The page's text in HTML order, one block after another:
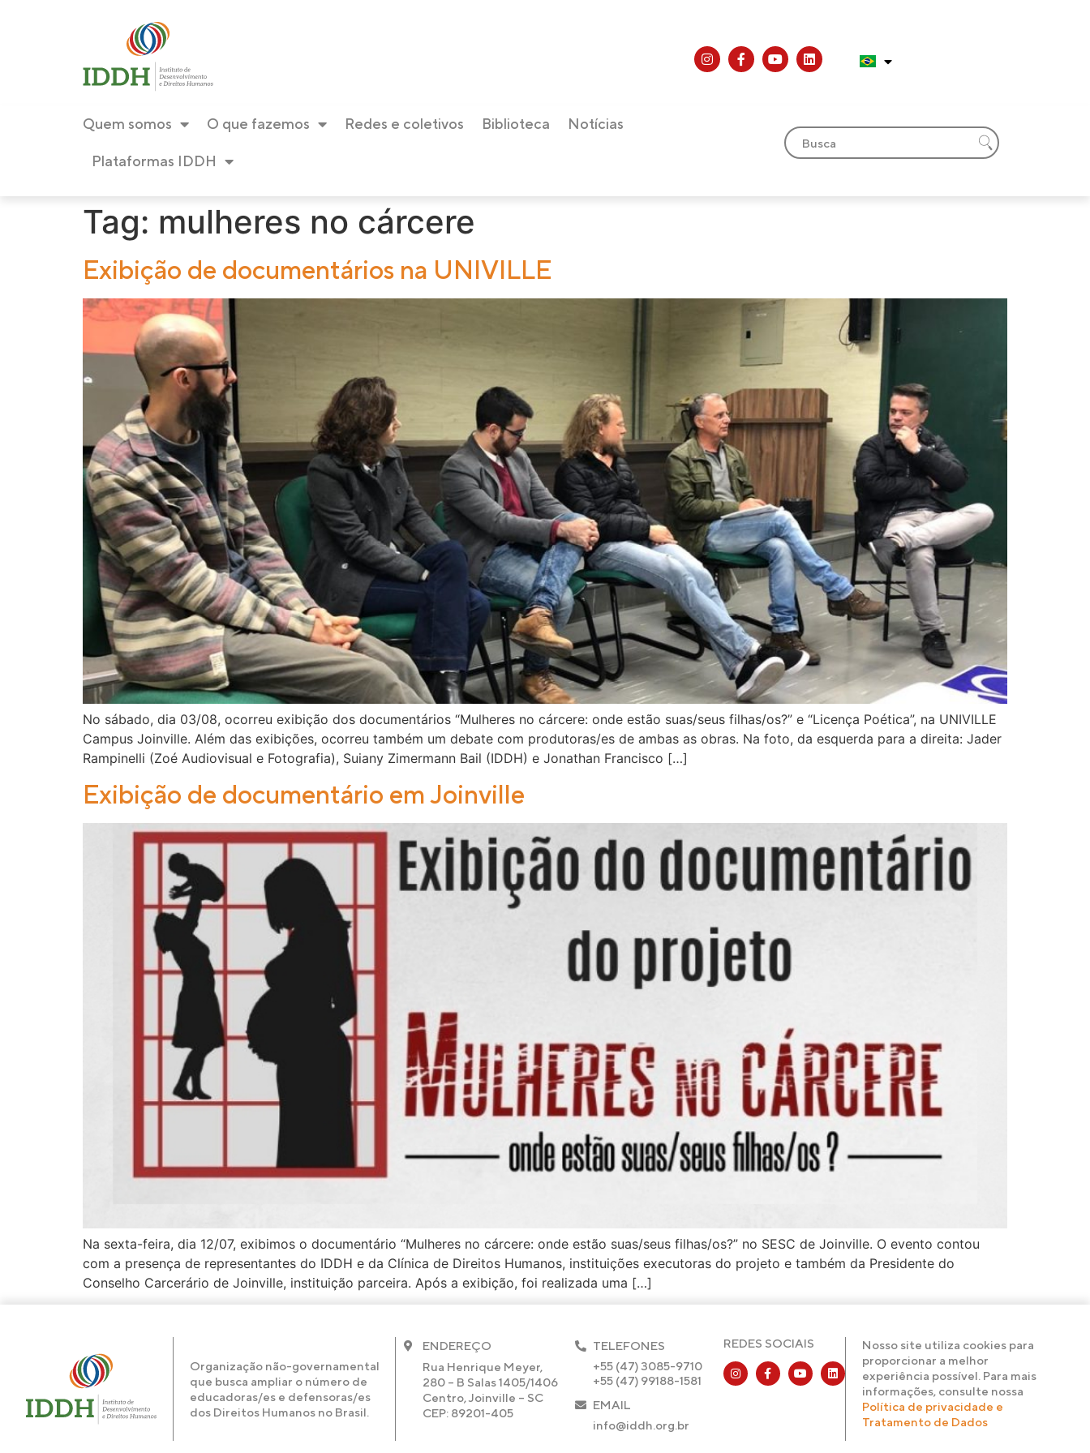
Quem somos O que fazemos Redes e coletivos Biblioteca Notícias
Plataformas IDDH
Tag: mulheres no cárcere
Exibição de documentários na UNIVILLE
No sábado, dia 03/08, ocorreu exibição dos documentários “Mulheres no cárcere: onde estão suas/seus filhas/os?” e “Licença Poética”, na UNIVILLE
Campus Joinville. Além das exibições, ocorreu também um debate com produtoras/es de ambas as obras. Na foto, da esquerda para a direita: Jader
Rampinelli (Zoé Audiovisual e Fotografia), Suiany Zimermann Bail (IDDH) e Jonathan Francisco […]
Exibição de documentário em Joinville
Na sexta-feira, dia 12/07, exibimos o documentário “Mulheres no cárcere: onde estão suas/seus filhas/os?” no SESC de Joinville. O evento contou
com a presença de representantes do IDDH e da Clínica de Direitos Humanos, instituições executoras do projeto e também da Presidente do
Conselho Carcerário de Joinville, instituição parceira. Após a exibição, foi realizada uma […]
Organização não-governamental
que busca ampliar o número de
educadoras/es e defensoras/es
dos Direitos Humanos no Brasil.
ENDEREÇO
Rua Henrique Meyer,
280 – B Salas 1405/1406
Centro, Joinville – SC
CEP: 89201-405
TELEFONES
+55 (47) 3085-9710
+55 (47) 99188-1581
EMAIL
info@iddh.org.br
REDES SOCIAIS
Nosso site utiliza cookies para
proporcionar a melhor
experiência possível. Para mais
informações, consulte nossa
Política de privacidade e
Tratamento de Dados